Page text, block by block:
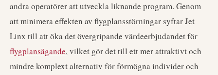
andra operatörer att utveckla liknande program. Genom
att minimera effekten av flygplansstörningar syftar Jet
Linx till att öka det övergripande värdeerbjudandet för
flygplansägande, vilket gör det till ett mer attraktivt och
mindre komplext alternativ för förmögna individer och